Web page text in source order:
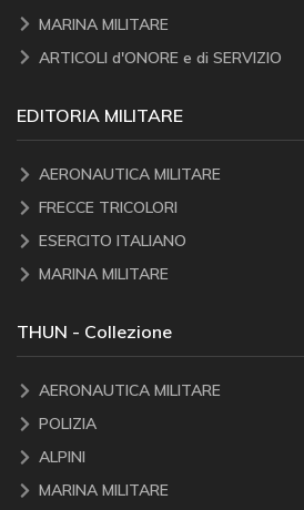
MARINA MILITARE
ARTICOLI d'ONORE e di SERVIZIO
EDITORIA MILITARE
AERONAUTICA MILITARE
FRECCE TRICOLORI
ESERCITO ITALIANO
MARINA MILITARE
THUN - Collezione
AERONAUTICA MILITARE
POLIZIA
ALPINI
MARINA MILITARE